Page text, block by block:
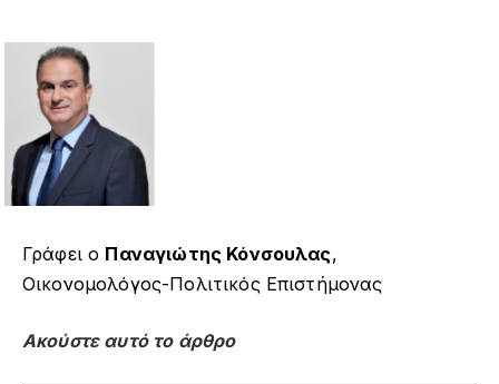
Γράφει ο Παναγιώτης Κόνσουλας,
Οικονομολόγος-Πολιτικός Επιστήμονας
Ακούστε αυτό το άρθρο